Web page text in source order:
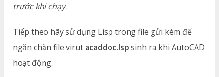
trước khi chạy.
Tiếp theo hãy sử dụng Lisp trong file gửi kèm để
ngăn chặn file virut acaddoc.lsp sinh ra khi AutoCAD
hoạt động.